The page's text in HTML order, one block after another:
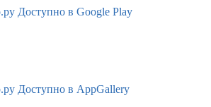
Доступно в Google Play
Доступно в AppGallery